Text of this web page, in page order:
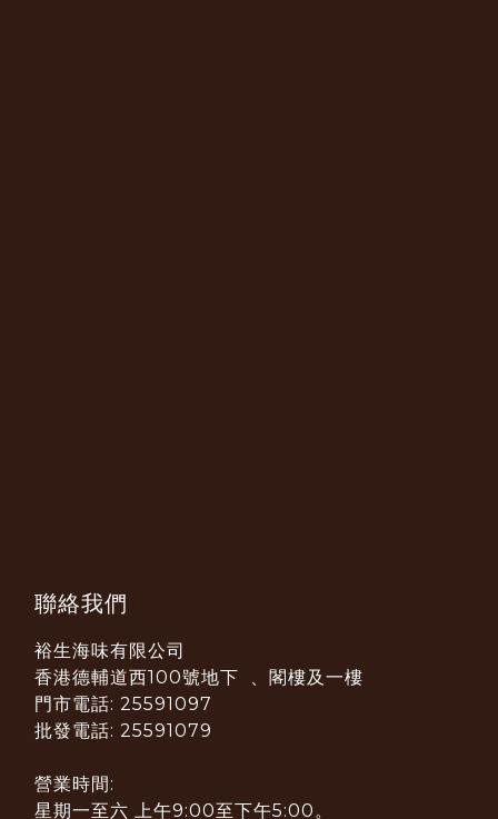
聯絡我們
裕生海味有限公司
香港德輔道西100號地下 、閣樓及一樓
門市電話: 25591097
批發電話: 25591079
營業時間:
星期一至六 上午9:00至下午5:00。